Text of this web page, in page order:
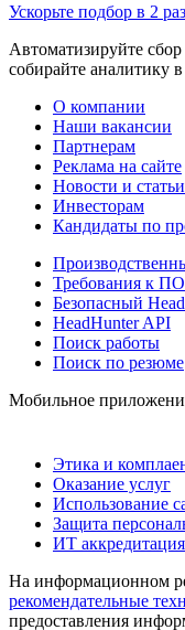
Ускорьте подбор в 2
Автоматизируйте
собирайте аналитику
О компании
Наши вакансии
Партнерам
Реклама на сайте
Новости и статьи
Инвесторам
Кандидаты по
Требования к ПО
Безопасный
HeadHunter API
Поиск работы
Поиск по резюме
Мобильное
Этика и
Оказание услуг
Использование
Защита
ИТ аккредитация
На информационном
рекомендательные
предоставления